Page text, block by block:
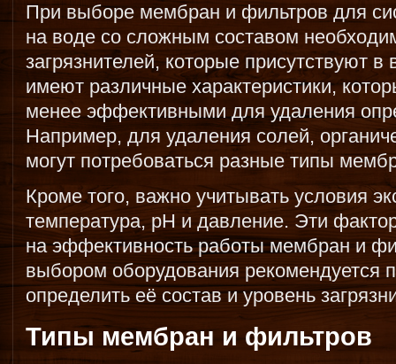
При выборе мембран и фильтров для
на воде со сложным составом
загрязнителей, которые присутствуют
имеют различные характеристики,
менее эффективными для удаления
Например, для удаления солей,
могут потребоваться разные типы
Кроме того, важно учитывать условия
температура, pH и давление. Эти
на эффективность работы мембран и
выбором оборудования рекомендуется
определить её состав и уровень
Типы мембран и фильтров